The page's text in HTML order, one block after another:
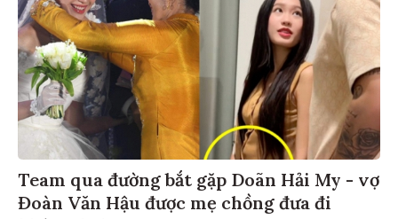
Team qua đường bắt gặp Doãn Hải My - vợ
Đoàn Văn Hậu được mẹ chồng đưa đi